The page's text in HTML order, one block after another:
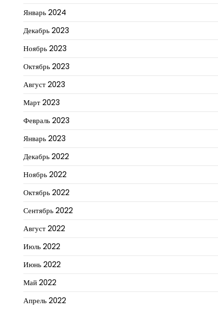
Январь 2024
Декабрь 2023
Ноябрь 2023
Октябрь 2023
Август 2023
Март 2023
Февраль 2023
Январь 2023
Декабрь 2022
Ноябрь 2022
Октябрь 2022
Сентябрь 2022
Август 2022
Июль 2022
Июнь 2022
Май 2022
Апрель 2022